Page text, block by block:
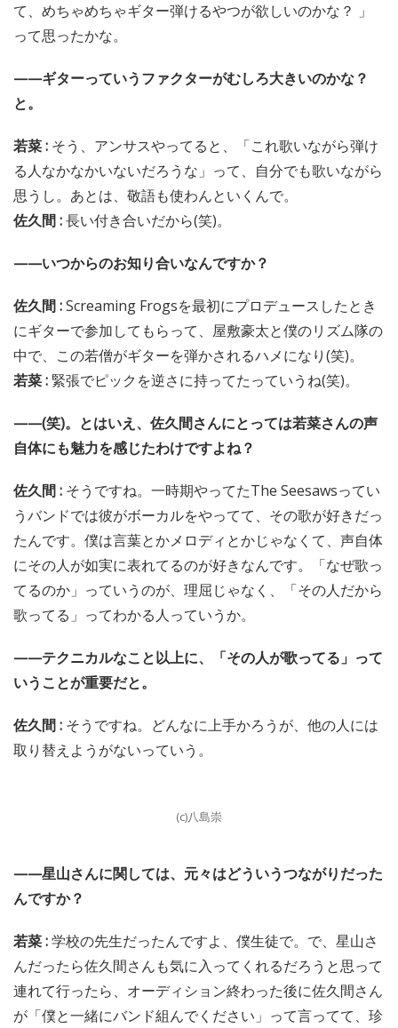
て、めちゃめちゃギター弾けるやつが欲しいのかな？ 」
って思ったかな。
——ギターっていうファクターがむしろ大きいのかな？
と。
若菜 : そう、アンサスやってると、「これ歌いながら弾け
る人なかなかいないだろうな」って、自分でも歌いながら
思うし。あとは、敬語も使わんといくんで。
佐久間 :長い付き合いだから(笑)。
——いつからのお知り合いなんですか？
佐久間 :Screaming Frogsを最初にプロデュースしたとき
にギターで参加してもらって、屋敷豪太と僕のリズム隊の
中で、この若僧がギターを弾かされるハメになり(笑)。
若菜 : 緊張でピックを逆さに持ってたっていうね(笑)。
——(笑)。とはいえ、佐久間さんにとっては若菜さんの声
自体にも魅力を感じたわけですよね？
佐久間 : そうですね。一時期やってたThe Seesawsってい
うバンドでは彼がボーカルをやってて、その歌が好きだっ
たんです。僕は言葉とかメロディとかじゃなくて、声自体
にその人が如実に表れてるのが好きなんです。「なぜ歌っ
てるのか」っていうのが、理屈じゃなく、「その人だから
歌ってる」ってわかる人っていうか。
——テクニカルなこと以上に、「その人が歌ってる」って
いうことが重要だと。
佐久間 : そうですね。どんなに上手かろうが、他の人には
取り替えようがないっていう。
(c)八島崇
——星山さんに関しては、元々はどういうつながりだった
んですか？
若菜 :学校の先生だったんですよ、僕生徒で。で、星山さ
んだったら佐久間さんも気に入ってくれるだろうと思って
連れて行ったら、オーディション終わった後に佐久間さん
が「僕と一緒にバンド組んでください」って言ってて、珍